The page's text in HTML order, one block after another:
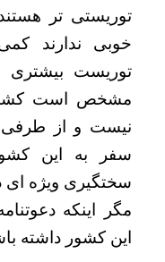
توریستی تر
خوبی ندارند
توریست بیشتری
مشخص است
نیست و از طرفی
سفر به این
سختگیری ویژه ای
مگر اینکه
این کشور داشته